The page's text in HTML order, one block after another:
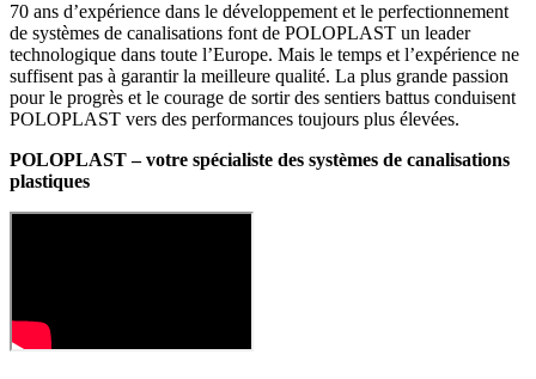
70 ans d’expérience dans le développement et le perfectionnement
de systèmes de canalisations font de POLOPLAST un leader
technologique dans toute l’Europe. Mais le temps et l’expérience ne
suffisent pas à garantir la meilleure qualité. La plus grande passion
pour le progrès et le courage de sortir des sentiers battus conduisent
POLOPLAST vers des performances toujours plus élevées.
POLOPLAST – votre spécialiste des systèmes de canalisations
plastiques